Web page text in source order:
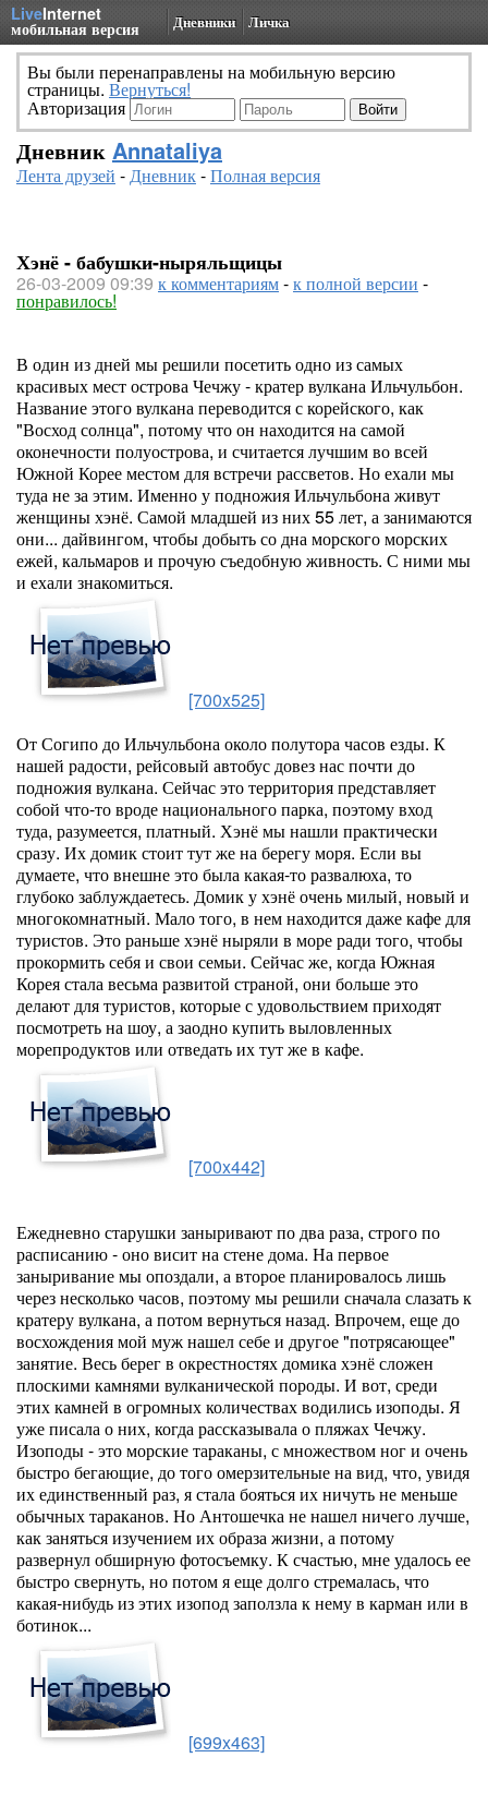
LiveInternet
мобильная версия Дневники Личка
Вы были перенаправлены на мобильную версию
страницы. Вернуться!
Авторизация
Дневник Annataliya
Лента друзей -Дневник-Полная версия
Хэнё - бабушки-ныряльщицы
26-03-2009 09:39 к комментариям-к полной версии -
понравилось!
В один из дней мы решили посетить одно из самых
красивых мест острова Чечжу - кратер вулкана Ильчульбон.
Название этого вулкана переводится с корейского, как
"Восход солнца", потому что он находится на самой
оконечности полуострова, и считается лучшим во всей
Южной Корее местом для встречи рассветов. Но ехали мы
туда не за этим. Именно у подножия Ильчульбона живут
женщины хэнё. Самой младшей из них 55 лет, а занимаются
они... дайвингом, чтобы добыть со дна морского морских
ежей, кальмаров и прочую съедобную живность. С ними мы
и ехали знакомиться.
[700x525]
От Согипо до Ильчульбона около полутора часов езды. К
нашей радости, рейсовый автобус довез нас почти до
подножия вулкана. Сейчас это территория представляет
собой что-то вроде национального парка, поэтому вход
туда, разумеется, платный. Хэнё мы нашли практически
сразу. Их домик стоит тут же на берегу моря. Если вы
думаете, что внешне это была какая-то развалюха, то
глубоко заблуждаетесь. Домик у хэнё очень милый, новый и
многокомнатный. Мало того, в нем находится даже кафе для
туристов. Это раньше хэнё ныряли в море ради того, чтобы
прокормить себя и свои семьи. Сейчас же, когда Южная
Корея стала весьма развитой страной, они больше это
делают для туристов, которые с удовольствием приходят
посмотреть на шоу, а заодно купить выловленных
морепродуктов или отведать их тут же в кафе.
[700x442]
Ежедневно старушки заныривают по два раза, строго по
расписанию - оно висит на стене дома. На первое
заныривание мы опоздали, а второе планировалось лишь
через несколько часов, поэтому мы решили сначала слазать к
кратеру вулкана, а потом вернуться назад. Впрочем, еще до
восхождения мой муж нашел себе и другое "потрясающее"
занятие. Весь берег в окрестностях домика хэнё сложен
плоскими камнями вулканической породы. И вот, среди
этих камней в огромных количествах водились изоподы. Я
уже писала о них, когда рассказывала о пляжах Чечжу.
Изоподы - это морские тараканы, с множеством ног и очень
быстро бегающие, до того омерзительные на вид, что, увидя
их единственный раз, я стала бояться их ничуть не меньше
обычных тараканов. Но Антошечка не нашел ничего лучше,
как заняться изучением их образа жизни, а потому
развернул обширную фотосъемку. К счастью, мне удалось ее
быстро свернуть, но потом я еще долго стремалась, что
какая-нибудь из этих изопод заползла к нему в карман или в
ботинок...
[699x463]